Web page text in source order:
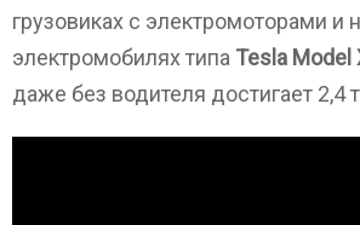
грузовиках с электромоторами и
электромобилях типа Tesla Model
даже без водителя достигает 2,4